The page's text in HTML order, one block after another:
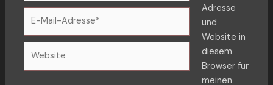
Adresse*
Adresse
und
Website in
diesem
Browser für
meinen